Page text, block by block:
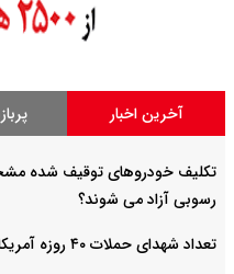
آخرین اخبار
تکلیف خودروهای توقیف شده
رسوبی آزاد می شوند؟
تعداد شهدای حملات ۴۰ روزه آمریکا و اسرائیل اعلام شد